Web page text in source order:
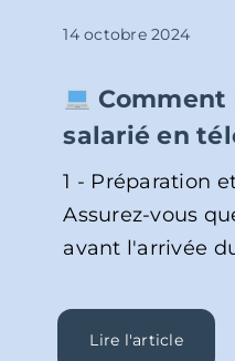
14 octobre 2024
salarié en
1 - Préparation
Assurez-vous
avant l'arrivée
Lire l'article